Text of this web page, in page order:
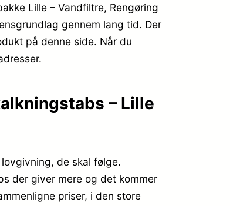
Lille – Vandfiltre, Rengøring
gennem lang tid. Der
på denne side. Når du
– Lille
de skal følge.
der giver mere og det kommer
priser, i den store